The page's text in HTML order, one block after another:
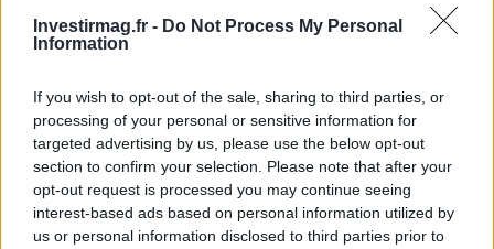
Investirmag.fr - Do Not Process My Personal
Information
If you wish to opt-out of the sale, sharing to third parties, or
processing of your personal or sensitive information for
targeted advertising by us, please use the below opt-out
section to confirm your selection. Please note that after your
opt-out request is processed you may continue seeing
interest-based ads based on personal information utilized by
us or personal information disclosed to third parties prior to